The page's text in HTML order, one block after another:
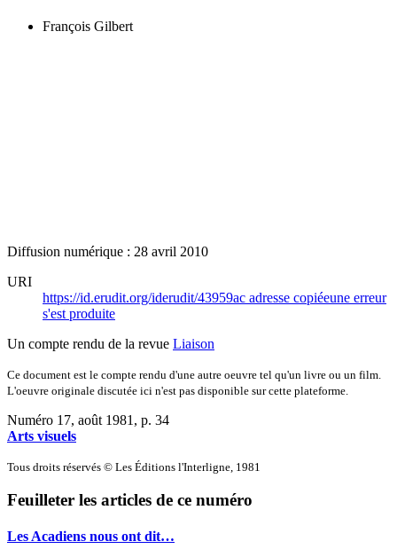
François Gilbert
Diffusion numérique : 28 avril 2010
URI
https://id.erudit.org/iderudit/43959ac adresse copiéeune erreur
s'est produite
Un compte rendu de la revue Liaison
Ce document est le compte rendu d'une autre oeuvre tel qu'un livre ou un film.
L'oeuvre originale discutée ici n'est pas disponible sur cette plateforme.
Numéro 17, août 1981 , p. 34
Arts visuels
Tous droits réservés © Les Éditions l'Interligne, 1981
Feuilleter les articles de ce numéro
Les Acadiens nous ont dit…